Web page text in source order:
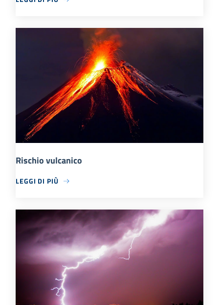
Rischio vulcanico
LEGGI DI PIÙ